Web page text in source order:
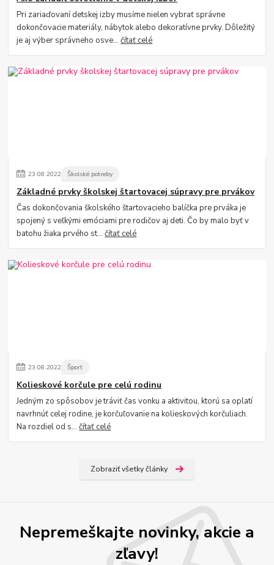
Pri zariaďovaní detskej izby musíme nielen vybrať správne
dokončovacie materiály, nábytok alebo dekoratívne prvky. Dôležitý
je aj výber správneho osve...čítať celé
23.08.2022 Školské potreby
Základné prvky školskej štartovacej súpravy pre prvákov
Čas dokončovania školského štartovacieho balíčka pre prváka je
spojený s veľkými emóciami pre rodičov aj deti. Čo by malo byť v
batohu žiaka prvého st...čítať celé
23.08.2022 Šport
Kolieskové korčule pre celú rodinu
Jedným zo spôsobov je tráviť čas vonku a aktivitou, ktorú sa oplatí
navrhnúť celej rodine, je korčuľovanie na kolieskových korčuliach.
Na rozdiel od s...čítať celé
Zobraziť všetky články
Nepremeškajte novinky, akcie a
zľavy!